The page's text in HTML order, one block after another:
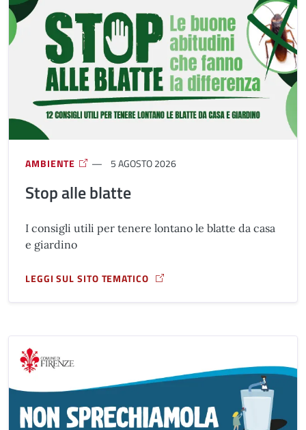
AMBIENTE 5 AGOSTO 2026
Stop alle blatte
I consigli utili per tenere lontano le blatte da casa
e giardino
LEGGI SUL SITO TEMATICO
A PROPOSITO DI STOP ALLE BLATTE